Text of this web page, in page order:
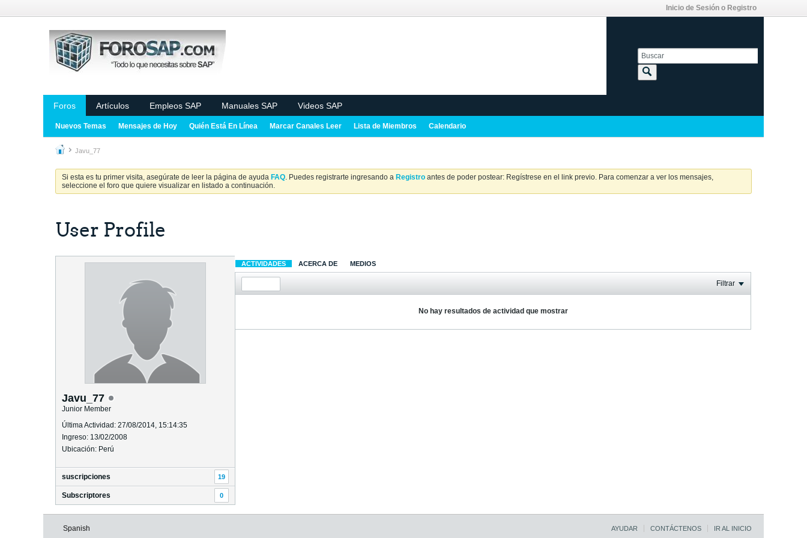
Inicio de Sesión o Registro
Foros Artículos Empleos SAP Manuales SAP Videos SAP
Nuevos Temas Mensajes de Hoy Quién Está En Línea Marcar Canales Leer Lista de Miembros Calendario
Javu_77
Si esta es tu primer visita, asegúrate de leer la página de ayuda FAQ. Puedes registrarte ingresando a Registro antes de poder postear: Regístrese en el link previo. Para comenzar a ver los mensajes,
seleccione el foro que quiere visualizar en listado a continuación.
User Profile
Javu_77
Junior Member
Última Actividad: 27/08/2014, 15:14:35
Ingreso: 13/02/2008
Ubicación: Perú
suscripciones 19
Subscriptores 0
ACTIVIDADES ACERCA DE MEDIOS
Filtrar
No hay resultados de actividad que mostrar
Spanish AYUDAR CONTÁCTENOS IR AL INICIO